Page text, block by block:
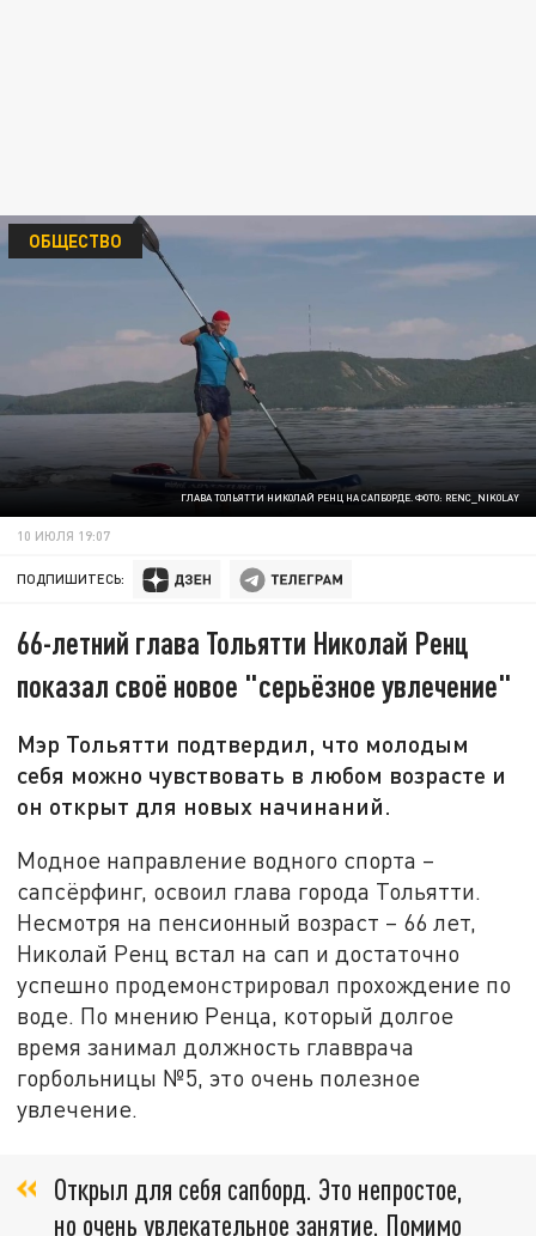
ГЛАВА ТОЛЬЯТТИ НИКОЛАЙ РЕНЦ НА САПБОРДЕ. ФОТО: RENC_NIKOLAY
ОБЩЕСТВО
10 ИЮЛЯ 19:07
ПОДПИШИТЕСЬ:
66-летний глава Тольятти Николай Ренц
показал своё новое "серьёзное увлечение"
Мэр Тольятти подтвердил, что молодым
себя можно чувствовать в любом возрасте и
он открыт для новых начинаний.
Модное направление водного спорта –
сапсёрфинг, освоил глава города Тольятти.
Несмотря на пенсионный возраст – 66 лет,
Николай Ренц встал на сап и достаточно
успешно продемонстрировал прохождение по
воде. По мнению Ренца, который долгое
время занимал должность главврача
горбольницы №5, это очень полезное
увлечение.
Открыл для себя сапборд. Это непростое,
но очень увлекательное занятие. Помимо